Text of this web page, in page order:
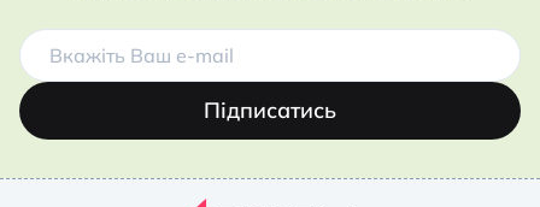
Підписатись